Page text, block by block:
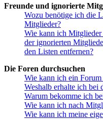
Freunde und ignorierte
Wozu benötige ich die
Mitglieder?
Wie kann ich
der ignorierten
den Listen entfernen?
Die Foren durchsuchen
Wie kann ich ein Forum
Weshalb erhalte ich bei
Warum bekomme ich
Wie kann ich nach
Wie kann ich meine